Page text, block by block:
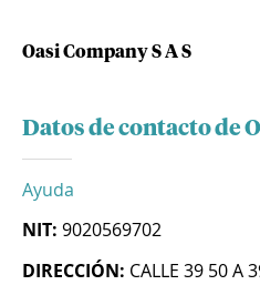
Oasi Company S A S
Datos de contacto de
Ayuda
NIT: 9020569702
DIRECCIÓN: CALLE 39 50 A